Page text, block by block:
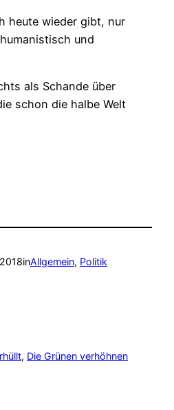
heute wieder gibt, nur
und
als Schande über
schon die halbe Welt
inAllgemein, Politik
, Die Grünen verhöhnen